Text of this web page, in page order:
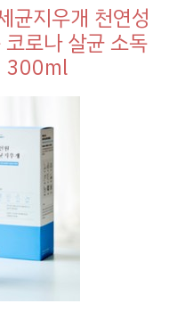
균지우개 천연성
로나 살균 소독
300ml